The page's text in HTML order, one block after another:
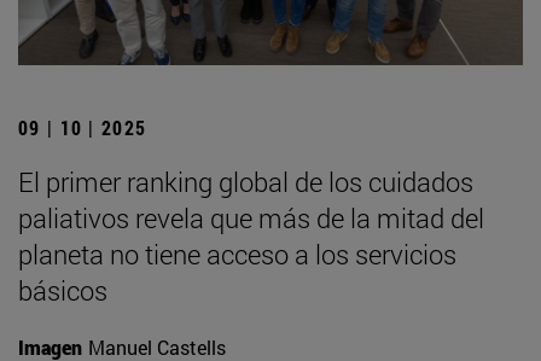
09 | 10 | 2025
El primer ranking global de los cuidados
paliativos revela que más de la mitad del
planeta no tiene acceso a los servicios
básicos
Imagen Manuel Castells